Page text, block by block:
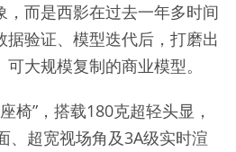
，而是西影在过去一年多时间
据验证、模型迭代后，打磨出
大规模复制的商业模型。
椅”，搭载180克超轻头显，
、超宽视场角及3A级实时渲